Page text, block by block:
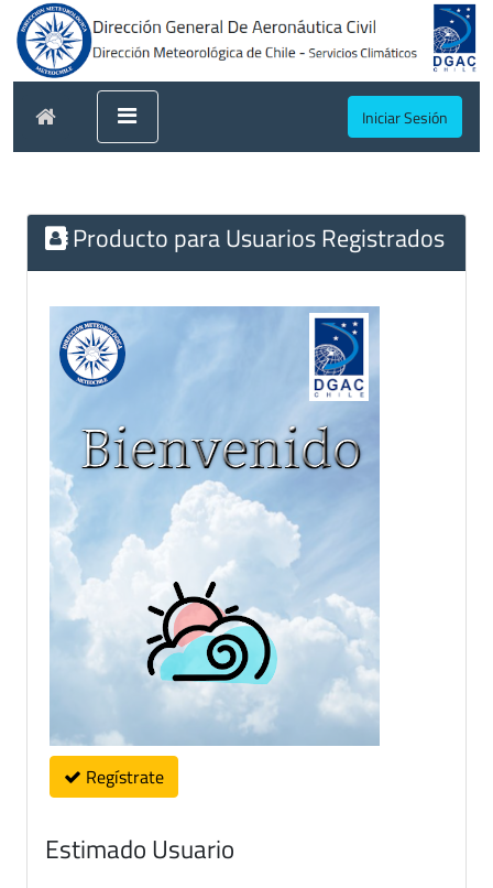
Iniciar Sesión
Producto para Usuarios Registrados
Regístrate
Estimado Usuario